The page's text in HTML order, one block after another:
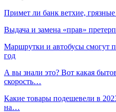
Примет ли банк ветхие,
Выдача и замена «прав»
Маршрутки и автобусы смогут
год
А вы знали это? Вот какая
скорость…
Какие товары подешевели в
на…